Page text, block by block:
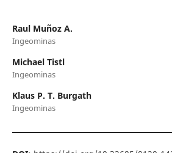
Raul Muñoz A.
Ingeominas
Michael Tistl
Ingeominas
Klaus P. T. Burgath
Ingeominas